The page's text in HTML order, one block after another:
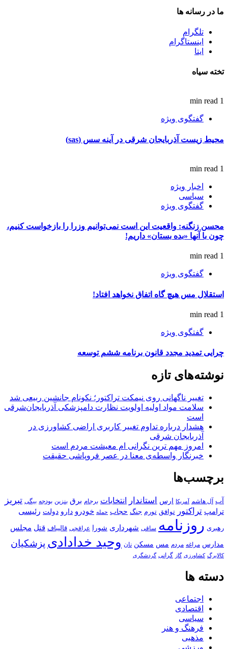
ما در رسانه ها
تلگرام
اینستاگرام
ایتا
تخته سیاه
1 min read
گفتگوی ویژه
محیط زیست آذربایجان شرقی در آینه سس (sas)
1 min read
اخبار ویژه
سیاسی
گفتگوی ویژه
محسن زنگنه: واقعیت این است نمی‌توانیم وزرا را بازخواست کنیم،
چون با آنها «بده بستان» داریم!
1 min read
گفتگوی ویژه
استقلال مس هیچ گاه اتفاق نخواهد افتاد!
1 min read
گفتگوی ویژه
چرایی تمدید مجدد قانون برنامه ششم توسعه
نوشته‌های تازه
تغییر ناگهانی روی نیمکت تراکتور؛ نکونام جانشین ربیعی شد
سلامت مواد اولیه اولویت نظارت دامپزشکی آذربایجان‌شرقی
است
هشدار درباره تداوم تغییر کاربری اراضی کشاورزی در
آذربایجان شرقی
امروز مهم‌ ترین نگرانی‌ ام معیشت مردم است
خبرنگار واسطه‌ی معنا در عصر فروپاشی حقیقت
برچسب‌ها
آب آل هاشم آمریکا ارس استاندار انتخابات برجام برق بنزین بودجه بیگی تبریز
ترامپ تراکتور توافق تورم جنگ حجاب حمله خودرو دارو دولت رئیسی
رهبری روزنامه ساقی شهرداری شورا عراقچی قالیباف قتل مجلس
مدارس مراغه مردم مس مسکن نان وحید خدادادی پزشکیان
کالابرگ کشاورزی گاز گرانی گردشگری
دسته ها
اجتماعی
اقتصادی
سیاسی
فرهنگ و هنر
مذهبی
ورزشی